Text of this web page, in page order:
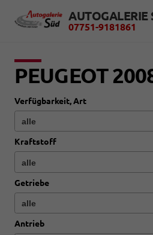
AUTOGALERIE
07751-9181861
PEUGEOT
Verfügbarkeit, Art
Kraftstoff
Getriebe
Antrieb